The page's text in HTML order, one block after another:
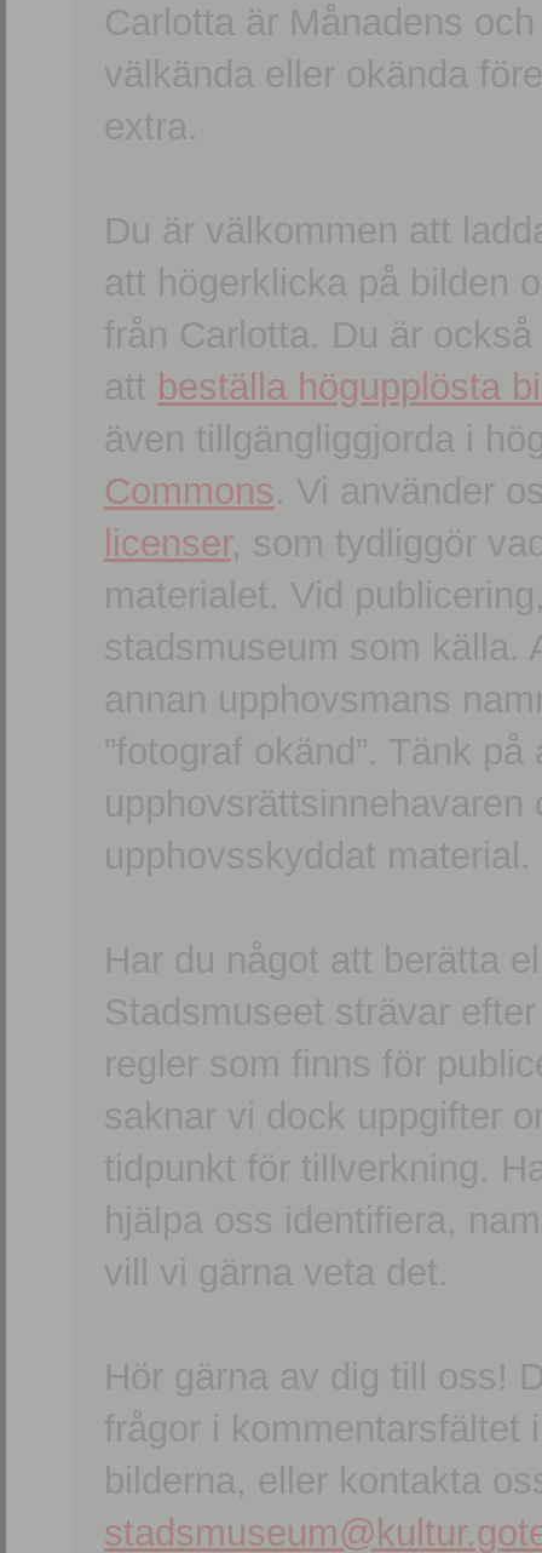
Carlotta är Månadens
välkända eller okända
extra.
Du är välkommen att
att högerklicka på bilden
från Carlotta. Du är
att beställa högupplösta
även tillgängliggjorda i
Commons. Vi använder
licenser, som tydliggör
materialet. Vid
stadsmuseum som källa.
annan upphovsmans
”fotograf okänd”. Tänk
upphovsskyddat material.
Har du något att berätta
Stadsmuseet strävar
regler som finns för
saknar vi dock uppgifter
tidpunkt för tillverkning.
hjälpa oss identifiera,
vill vi gärna veta det.
Hör gärna av dig till oss!
frågor i kommentarsfältet
bilderna, eller kontakta